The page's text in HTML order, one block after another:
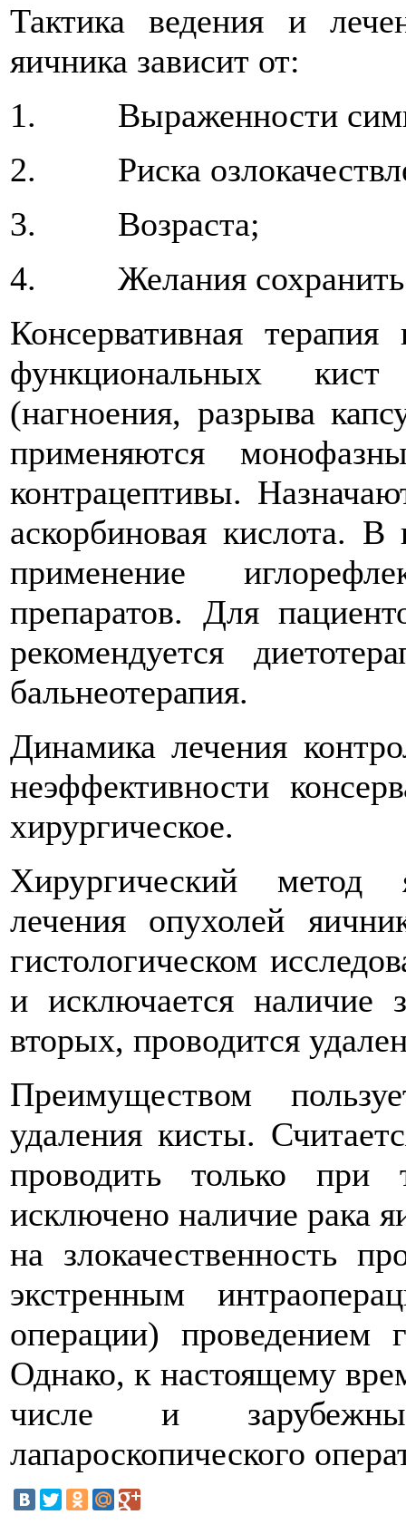
Тактика ведения и
яичника зависит от:
1. Выраженности
2. Риска
3. Возраста;
4. Желания сохранить
Консервативная
функциональных
(нагноения, разрыва
применяются
контрацептивы.
аскорбиновая кислота.
применение
препаратов. Для
рекомендуется
бальнеотерапия.
Динамика лечения
неэффективности
хирургическое.
Хирургический метод
лечения опухолей
гистологическом
и исключается наличие
вторых, проводится
Преимуществом
удаления кисты.
проводить только при
исключено наличие рака
на злокачественность
экстренным
операции) проведением
Однако, к настоящему
числе и
лапароскопического